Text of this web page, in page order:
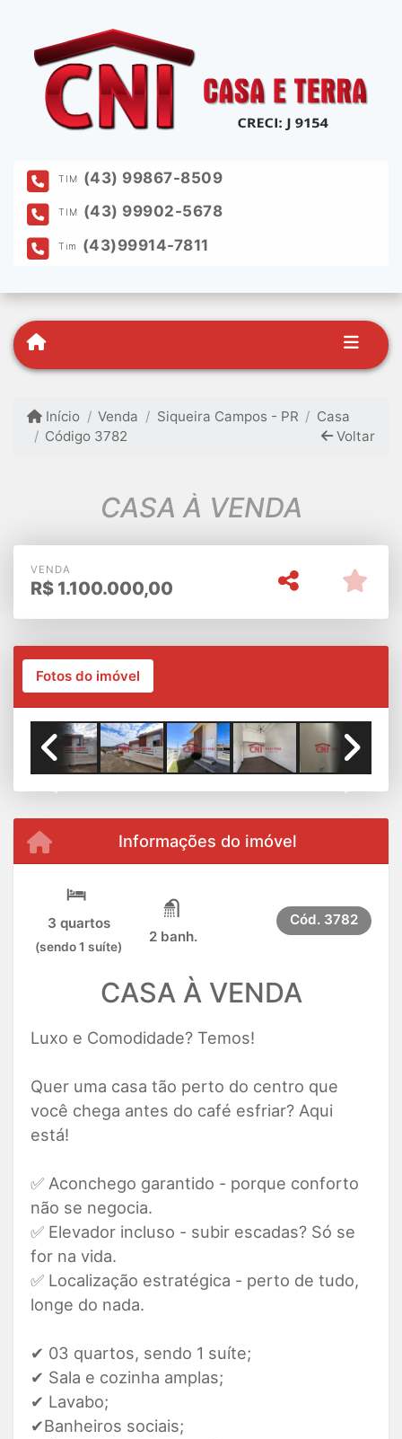
TIM (43) 99867-8509
TIM (43) 99902-5678
Tim (43)99914-7811
Início Venda Siqueira Campos - PR
Casa
Código 3782
Voltar
CASA À VENDA
VENDA
R$ 1.100.000,00
Fotos do imóvel
Informações do imóvel
3 quartos
(sendo 1 suíte)
2 banh.
Cód. 3782
CASA À VENDA
Luxo e Comodidade? Temos!
Quer uma casa tão perto do centro que
você chega antes do café esfriar? Aqui
está!
✅ Aconchego garantido - porque conforto
não se negocia.
✅ Elevador incluso - subir escadas? Só se
for na vida.
✅ Localização estratégica - perto de tudo,
longe do nada.
✔ 03 quartos, sendo 1 suíte;
✔ Sala e cozinha amplas;
✔ Lavabo;
✔Banheiros sociais;